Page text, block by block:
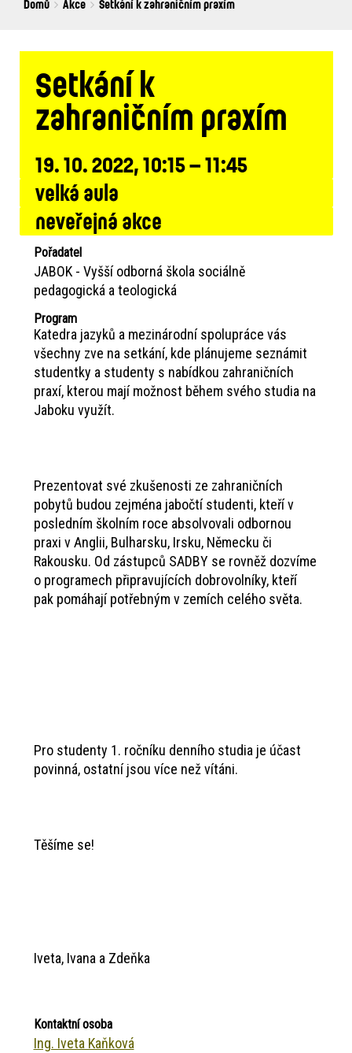
Breadcrumbs
You
Domů Akce Setkání k zahraničním praxím
Setkání k
zahraničním praxím
19. 10. 2022, 10:15 – 11:45
velká aula
neveřejná akce
Pořadatel
JABOK - Vyšší odborná škola sociálně
pedagogická a teologická
Program
Katedra jazyků a mezinárodní spolupráce vás
všechny zve na setkání, kde plánujeme seznámit
studentky a studenty s nabídkou zahraničních
praxí, kterou mají možnost během svého studia na
Jaboku využít.
Prezentovat své zkušenosti ze zahraničních
pobytů budou zejména jabočtí studenti, kteří v
posledním školním roce absolvovali odbornou
praxi v Anglii, Bulharsku, Irsku, Německu či
Rakousku. Od zástupců SADBY se rovněž dozvíme
o programech připravujících dobrovolníky, kteří
pak pomáhají potřebným v zemích celého světa.
Pro studenty 1. ročníku denního studia je účast
povinná, ostatní jsou více než vítáni.
Těšíme se!
Iveta, Ivana a Zdeňka
Kontaktní osoba
Ing. Iveta Kaňková